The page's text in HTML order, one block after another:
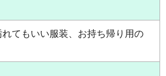
てもいい服装、お持ち帰り用の